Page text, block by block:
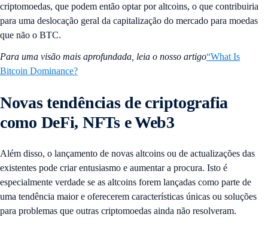
criptomoedas, que podem então optar por altcoins, o que contribuiria
para uma deslocação geral da capitalização do mercado para moedas
que não o BTC.
Para uma visão mais aprofundada, leia o nosso artigo“What Is
Bitcoin Dominance?
Novas tendências de criptografia
como DeFi, NFTs e Web3
Além disso, o lançamento de novas altcoins ou de actualizações das
existentes pode criar entusiasmo e aumentar a procura. Isto é
especialmente verdade se as altcoins forem lançadas como parte de
uma tendência maior e oferecerem características únicas ou soluções
para problemas que outras criptomoedas ainda não resolveram.